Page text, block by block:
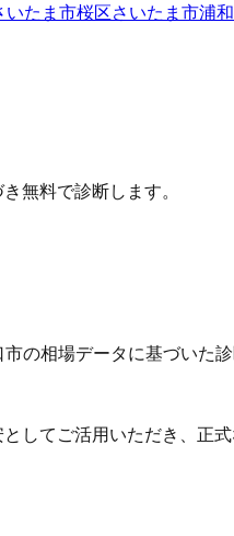
いたま市桜区さいたま市浦
無料で診断します。
の相場データに基づいた
してご活用いただき、正